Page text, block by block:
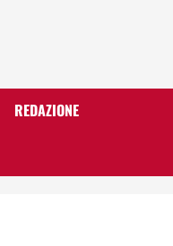
REDAZIONE